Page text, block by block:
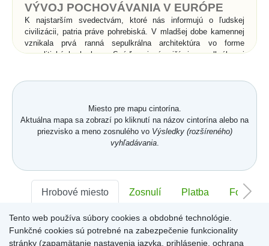
VÝVOJ POCHOVÁVANIA V EURÓPE
K najstarším svedectvám, ktoré nás informujú o ľudskej
civilizácii, patria práve pohrebiská. V mladšej dobe kamennej
vznikala prvá ranná sepulkrálna architektúra vo forme
megalitických hrobov. Snáď najznámejšími sepulkrálnymi
umiestňovali po dve urny s popolom. Rímske katakomby boli
podzemné pohrebiská pre kostrové pochovávanie a súviseli s
prechodom od spaľovania mŕtvych ku kostrovému
pochovávaniu v 2.storočí n. l.. Pod vplyvom kresťanstva
spaľovaním, čo je spojené s vierou v zmŕtvychvstanie
zomrelých. Od povolenia kresťanstva sa pochovávanie
uskutočňuje priamo v chrámoch a kláštoroch, alebo vo
Významné zmeny v
pochovávaní nastali až v
Miesto pre mapu cintorína.
Aktuálna mapa sa zobrazí po kliknutí na názov cintorína alebo na
priezvisko a meno zosnulého vo Výsledky (rozšíreného)
vyhľadávania.
Hrobové miesto Zosnulí Platba Foto
Sektor:- Rad:- Číslo:-
Tento web používa súbory cookies a obdobné technológie.
Funkčné cookies sú potrebné na zabezpečenie funkcionality
stránky (zapamätanie nastavenia jazyka, prihlásenie, ochrana